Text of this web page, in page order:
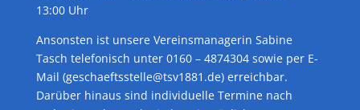
13:00 Uhr
Ansonsten ist unsere Vereinsmanagerin Sabine
Tasch telefonisch unter 0160 – 4874304 sowie per E-
Mail (geschaeftsstelle@tsv1881.de) erreichbar.
Darüber hinaus sind individuelle Termine nach